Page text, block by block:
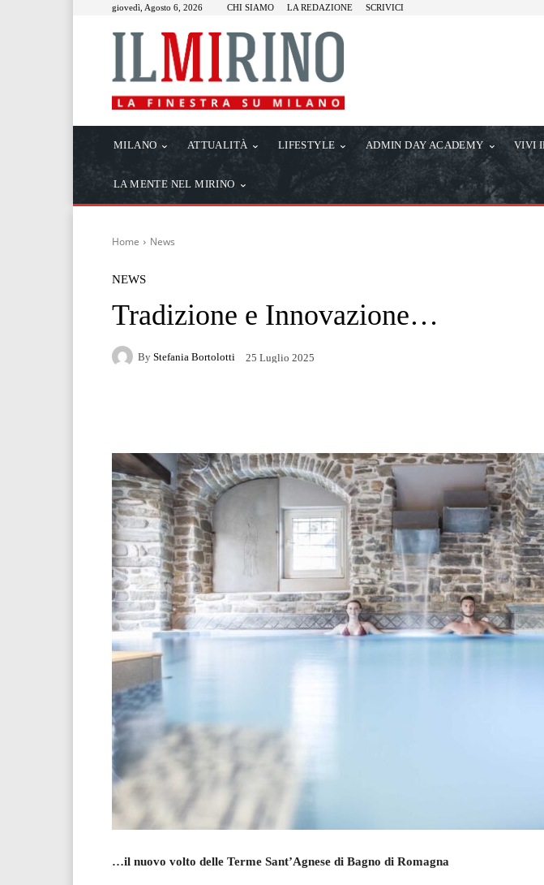
giovedì, Agosto 6, 2026 CHI SIAMO LA REDAZIONE SCRIVICI
MILANO ATTUALITÀ LIFESTYLE ADMIN DAY ACADEMY VIVI
LA MENTE NEL MIRINO
Home News
NEWS
Tradizione e Innovazione…
By Stefania Bortolotti 25 Luglio 2025
…il nuovo volto delle Terme Sant’Agnese di Bagno di Romagna